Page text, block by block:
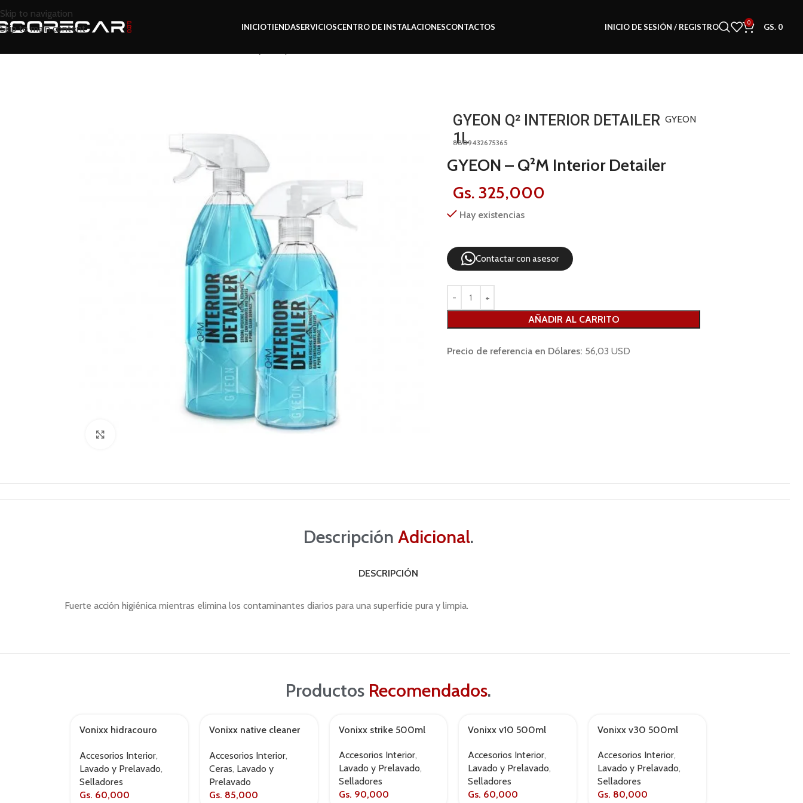
Skip to navigation
Skip to main content
INICIOTIENDASERVICIOSCENTRO DE INSTALACIONESCONTACTOS INICIO DE SESIÓN / REGISTRO 0 GS. 0
GYEON Q² INTERIOR DETAILER
1L
GYEON
8809432675365
GYEON – Q²M Interior Detailer
Gs. 325,000
Hay existencias
Contactar con asesor
AÑADIR AL CARRITO
Precio de referencia en Dólares: 56,03 USD
Descripción Adicional.
DESCRIPCIÓN
Fuerte acción higiénica mientras elimina los contaminantes diarios para una superficie pura y limpia.
Productos Recomendados.
Vonixx hidracouro
Accesorios Interior,
Lavado y Prelavado,
Selladores
Gs. 60,000
Vonixx native cleaner
Accesorios Interior,
Ceras, Lavado y
Prelavado
Gs. 85,000
Vonixx strike 500ml
Accesorios Interior,
Lavado y Prelavado,
Selladores
Gs. 90,000
Vonixx v10 500ml
Accesorios Interior,
Lavado y Prelavado,
Selladores
Gs. 60,000
Vonixx v30 500ml
Accesorios Interior,
Lavado y Prelavado,
Selladores
Gs. 80,000